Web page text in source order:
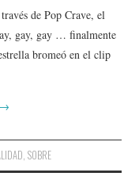
de Pop Crave, el
gay, gay … finalmente
bromeó en el clip
→
, SOBRE